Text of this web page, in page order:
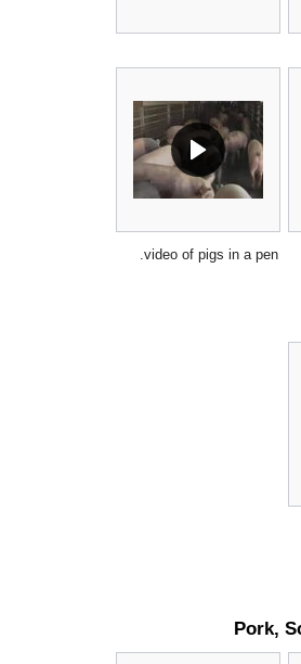
video of pigs in a pen.
Pork,